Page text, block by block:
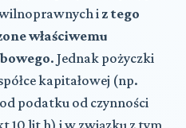
i z tego
właściwemu
. Jednak pożyczki
kapitałowej (np.
podatku od czynności
10 lit h) i w związku z tym